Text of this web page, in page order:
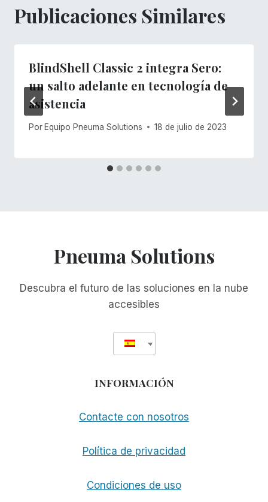
Publicaciones Similares
BlindShell Classic 2 integra Sero:
un salto adelante en tecnología de
asistencia
Por Equipo Pneuma Solutions 18 de julio de 2023
Pneuma Solutions
Descubra el futuro de las soluciones en la nube
accesibles
INFORMACIÓN
Contacte con nosotros
Política de privacidad
Condiciones de uso